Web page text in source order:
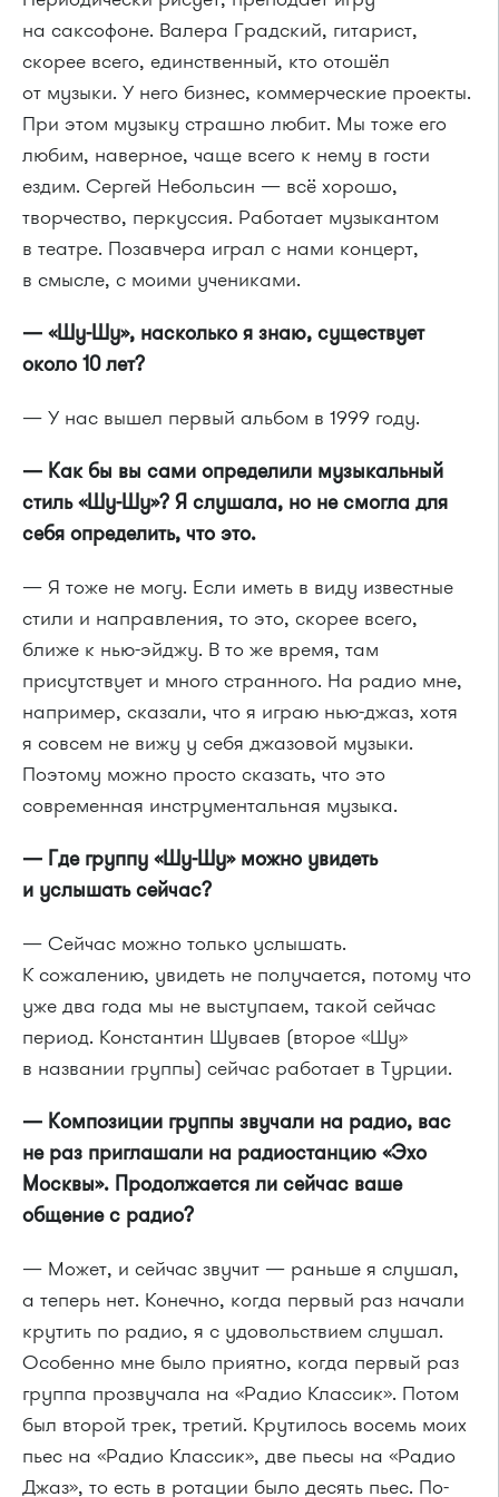
на саксофоне. Валера Градский, гитарист,
скорее всего, единственный, кто отошёл
от музыки. У него бизнес, коммерческие проекты.
При этом музыку страшно любит. Мы тоже его
любим, наверное, чаще всего к нему в гости
ездим. Сергей Небольсин — всё хорошо,
творчество, перкуссия. Работает музыкантом
в театре. Позавчера играл с нами концерт,
в смысле, с моими учениками.
— «Шу-Шу», насколько я знаю, существует
около 10 лет?
— У нас вышел первый альбом в 1999 году.
— Как бы вы сами определили музыкальный
стиль «Шу-Шу»? Я слушала, но не смогла для
себя определить, что это.
— Я тоже не могу. Если иметь в виду известные
стили и направления, то это, скорее всего,
ближе к нью-эйджу. В то же время, там
присутствует и много странного. На радио мне,
например, сказали, что я играю нью-джаз, хотя
я совсем не вижу у себя джазовой музыки.
Поэтому можно просто сказать, что это
современная инструментальная музыка.
— Где группу «Шу-Шу» можно увидеть
и услышать сейчас?
— Сейчас можно только услышать.
К сожалению, увидеть не получается, потому что
уже два года мы не выступаем, такой сейчас
период. Константин Шуваев (второе «Шу»
в названии группы) сейчас работает в Турции.
— Композиции группы звучали на радио, вас
не раз приглашали на радиостанцию «Эхо
Москвы». Продолжается ли сейчас ваше
общение с радио?
— Может, и сейчас звучит — раньше я слушал,
а теперь нет. Конечно, когда первый раз начали
крутить по радио, я с удовольствием слушал.
Особенно мне было приятно, когда первый раз
группа прозвучала на «Радио Классик». Потом
был второй трек, третий. Крутилось восемь моих
пьес на «Радио Классик», две пьесы на «Радио
Джаз», то есть в ротации было десять пьес. По-